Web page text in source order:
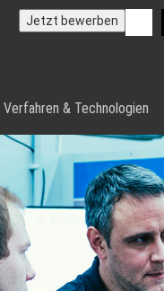
Jetzt bewerben
Verfahren & Technologien